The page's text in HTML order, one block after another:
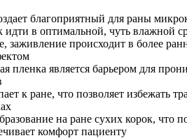
благоприятный для раны
идти в оптимальной, чуть влажной
заживление происходит в более
пленка является барьером для
к ране, что позволяет избежать
на ране сухих корок, что
комфорт пациенту